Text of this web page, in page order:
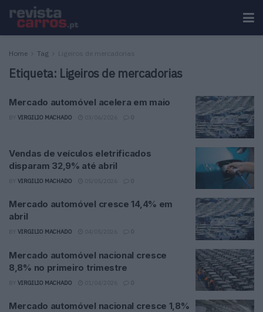
Home Tag Ligeiros de mercadorias
Etiqueta: Ligeiros de mercadorias
Mercado automóvel acelera em maio
VIRGILIO MACHADO 0
Vendas de veículos eletrificados
disparam 32,9% até abril
VIRGILIO MACHADO 0
Mercado automóvel cresce 14,4% em
abril
VIRGILIO MACHADO 0
Mercado automóvel nacional cresce
8,8% no primeiro trimestre
VIRGILIO MACHADO 0
Mercado automóvel nacional cresce 1,8%